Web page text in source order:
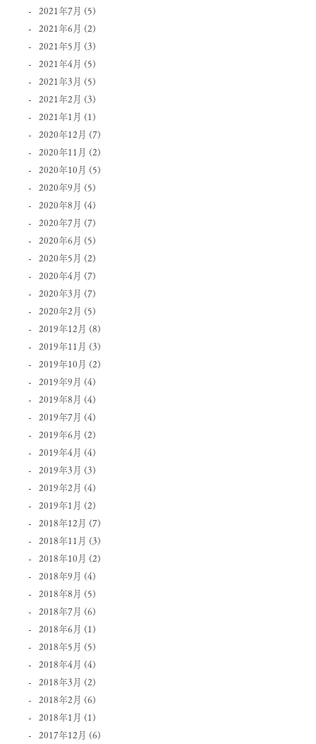
2021年7月 (5)
2021年6月 (2)
2021年5月 (3)
2021年4月 (5)
2021年3月 (5)
2021年2月 (3)
2021年1月 (1)
2020年12月 (7)
2020年11月 (2)
2020年10月 (5)
2020年9月 (5)
2020年8月 (4)
2020年7月 (7)
2020年6月 (5)
2020年5月 (2)
2020年4月 (7)
2020年3月 (7)
2020年2月 (5)
2019年12月 (8)
2019年11月 (3)
2019年10月 (2)
2019年9月 (4)
2019年8月 (4)
2019年7月 (4)
2019年6月 (2)
2019年4月 (4)
2019年3月 (3)
2019年2月 (4)
2019年1月 (2)
2018年12月 (7)
2018年11月 (3)
2018年10月 (2)
2018年9月 (4)
2018年8月 (5)
2018年7月 (6)
2018年6月 (1)
2018年5月 (5)
2018年4月 (4)
2018年3月 (2)
2018年2月 (6)
2018年1月 (1)
2017年12月 (6)